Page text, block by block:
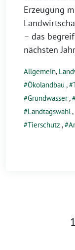
Erzeugung
– das
nächsten
Allgemein,
Ökolandbau ,
Grundwasser,
Landtagswahl,
Tierschutz ,
1